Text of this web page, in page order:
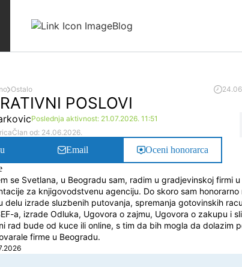
Blog
Ostalo
POSLOVI
Poslednja aktivnost: 21.07.2026. 11:51
Član od: 24.06.2026.
Email Oceni honorarca
se Svetlana, u Beogradu sam, radim u gradjevinskoj firmi u
za knjigovodstvenu agenciju. Do skoro sam honorarno
delu izrade sluzbenih putovanja, spremanja gotovinskih
a, izrade Odluka, Ugovora o zajmu, Ugovora o zakupu i
rad bude od kuce ili online, s tim da bih mogla da dolazim
firme u Beogradu.